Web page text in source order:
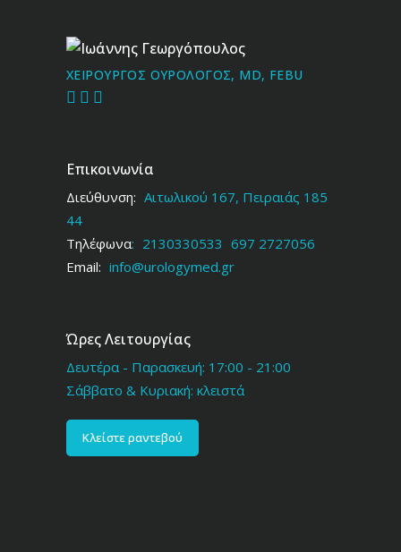
Ιωάννης Γεωργόπουλος
ΧΕΙΡΟΥΡΓΟΣ ΟΥΡΟΛΟΓΟΣ, MD, FEBU
Επικοινωνία
Διεύθυνση: Αιτωλικού 167, Πειραιάς 185
44
Τηλέφωνα: 2130330533 697 2727056
Email: info@urologymed.gr
Ώρες Λειτουργίας
Δευτέρα - Παρασκευή: 17:00 - 21:00
Σάββατο & Κυριακή: κλειστά
Κλείστε ραντεβού